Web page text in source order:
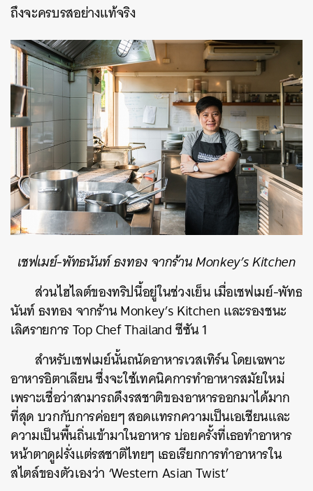
ถึงจะครบรสอย่างแท้จริง
เชฟเมย์-พัทธนันท์ ธงทอง จากร้าน Monkey’s Kitchen
ส่วนไฮไลต์ของทริปนี้อยู่ในช่วงเย็น เมื่อเชฟเมย์-พัทธ
นันท์ ธงทอง จากร้าน Monkey’s Kitchen และรองชนะ
เลิศรายการTop Chef Thailand ซีซัน 1
สำหรับเชฟเมย์นั้นถนัดอาหารเวสเทิร์น โดยเฉพาะ
อาหารอิตาเลียน ซึ่งจะใช้เทคนิคการทำอาหารสมัยใหม่
เพราะเชื่อว่าสามารถดึงรสชาติของอาหารออกมาได้มาก
ที่สุด บวกกับการค่อยๆ สอดแทรกความเป็นเอเชียนและ
ความเป็นพื้นถิ่นเข้ามาในอาหาร บ่อยครั้งที่เธอทำอาหาร
หน้าตาดูฝรั่งแต่รสชาติไทยๆ เธอเรียกการทำอาหารใน
สไตล์ของตัวเองว่า ‘Western Asian Twist’
SHARE TWEET